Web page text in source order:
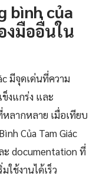
bình của
งมืออื่นใน
มีจุดเด่นที่ความ
งแกร่ง และ
ลากหลาย เมื่อเทียบ
Của Tam Giác
ะ documentation ที่
ใช้งานได้เร็ว